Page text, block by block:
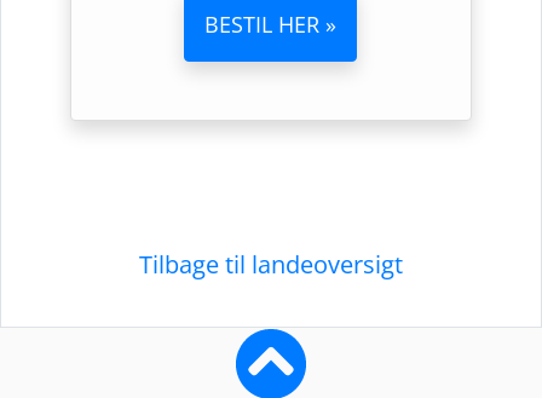
BESTIL HER »
Tilbage til landeoversigt